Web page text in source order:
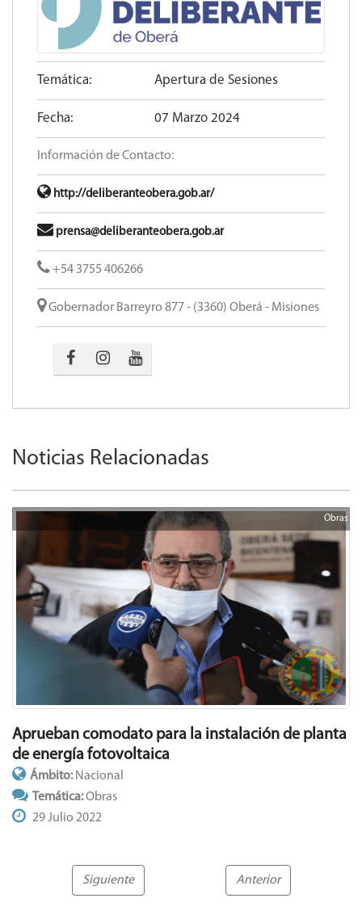
Temática: Apertura de Sesiones
Fecha: 07 Marzo 2024
Información de Contacto:
http://deliberanteobera.gob.ar/
prensa@deliberanteobera.gob.ar
+54 3755 406266
Gobernador Barreyro 877 - (3360) Oberá - Misiones
Noticias Relacionadas
Obras
Aprueban comodato para la instalación de planta
de energía fotovoltaica
Ámbito:Nacional
Temática:Obras
29 Julio 2022
Siguiente Anterior